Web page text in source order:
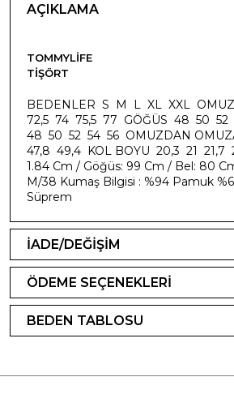
AÇIKLAMA
TOMMYLIFE
TIŞÖRT
BEDENLER S M L XL XXL
72,5 74 75,5 77 GÖĞÜS 48 50 52
48 50 52 54 56 OMUZDAN
47,8 49,4 KOL BOYU 20,3 21 21,7
1.84 Cm / Göğüs: 99 Cm / Bel: 80
M/38 Kumaş Bilgisi : %94 Pamuk
Süprem
İADE/DEĞİŞİM
ÖDEME SEÇENEKLERİ
BEDEN TABLOSU